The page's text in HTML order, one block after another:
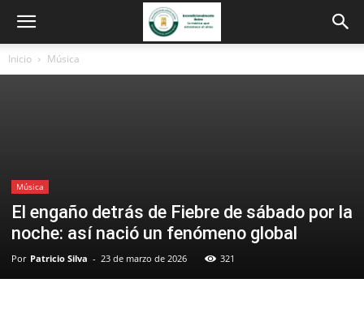
Inicio Música
Música
El engaño detrás de Fiebre de sábado por la
noche: así nació un fenómeno global
Por Patricio Silva - 23 de marzo de 2026 321